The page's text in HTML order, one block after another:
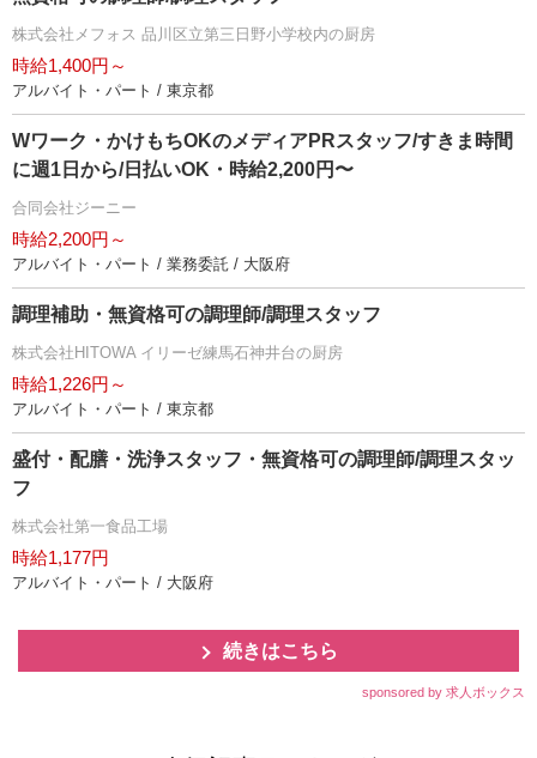
株式会社メフォス 品川区立第三日野小学校内の厨房
時給1,400円～
アルバイト・パート / 東京都
Wワーク・かけもちOKのメディアPRスタッフ/すきま時間
に週1日から/日払いOK・時給2,200円〜
合同会社ジーニー
時給2,200円～
アルバイト・パート / 業務委託 / 大阪府
調理補助・無資格可の調理師/調理スタッフ
株式会社HITOWA イリーゼ練馬石神井台の厨房
時給1,226円～
アルバイト・パート / 東京都
盛付・配膳・洗浄スタッフ・無資格可の調理師/調理スタッ
フ
株式会社第一食品工場
時給1,177円
アルバイト・パート / 大阪府
続きはこちら
sponsored by 求人ボックス